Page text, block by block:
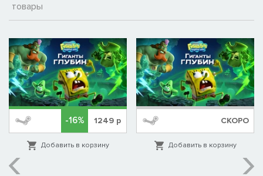
товары
-16% 1249р
Добавить в корзину
СКОРО
Добавить в корзину